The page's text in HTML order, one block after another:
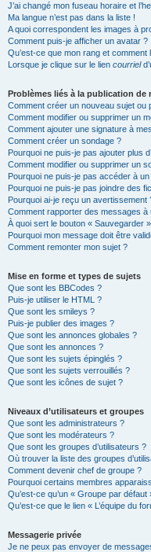
J’ai changé mon fuseau horaire et
Ma langue n’est pas dans la liste !
A quoi correspondent les images à
Comment puis-je afficher un avatar ?
Qu’est-ce que mon rang et comment
Lorsque je clique sur le lien courriel
Problèmes liés à la publication de
Comment créer un nouveau sujet ou
Comment modifier ou supprimer un
Comment ajouter une signature à
Comment créer un sondage ?
Pourquoi ne puis-je pas ajouter plus
Comment modifier ou supprimer un
Pourquoi ne puis-je pas accéder à
Pourquoi ne puis-je pas joindre des
Pourquoi ai-je reçu un avertissement
Comment rapporter des messages à
À quoi sert le bouton « Sauvegarder
Pourquoi mon message doit être
Comment remonter mon sujet ?
Mise en forme et types de sujets
Que sont les BBCodes ?
Puis-je utiliser le HTML ?
Que sont les smileys ?
Puis-je publier des images ?
Que sont les annonces globales ?
Que sont les annonces ?
Que sont les sujets épinglés ?
Que sont les sujets verrouillés ?
Que sont les icônes de sujet ?
Niveaux d’utilisateurs et groupes
Que sont les administrateurs ?
Que sont les modérateurs ?
Que sont les groupes d’utilisateurs ?
Où trouver la liste des groupes
Comment devenir chef de groupe ?
Pourquoi certains membres
Qu’est-ce qu’un « Groupe par défaut
Qu’est-ce que le lien « L’équipe du
Messagerie privée
Je ne peux pas envoyer de